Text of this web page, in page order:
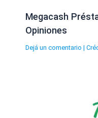
Megacash
Opiniones
Dejá un comentario |